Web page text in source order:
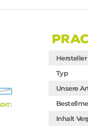
Hersteller
Typ
Unsere
Inhalt